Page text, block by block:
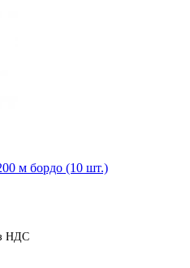
м бордо (10 шт.)
НДС